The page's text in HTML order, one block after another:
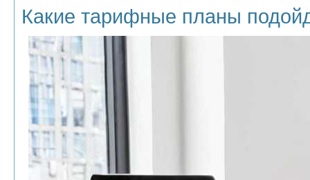
Какие тарифные планы